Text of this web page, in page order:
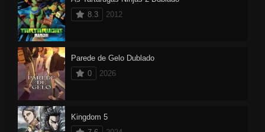
8.3
2012
Parede de Gelo Dublado
0
2026
Kingdom 5